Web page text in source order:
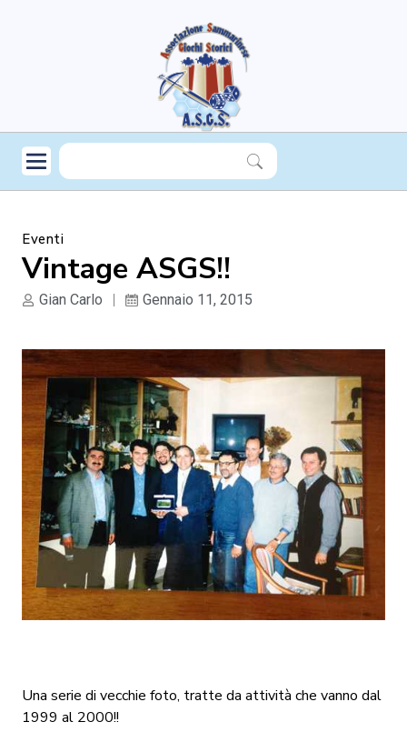
Eventi
Vintage ASGS!!
Gian Carlo Gennaio 11, 2015
Una serie di vecchie foto, tratte da attività che vanno dal
1999 al 2000!!